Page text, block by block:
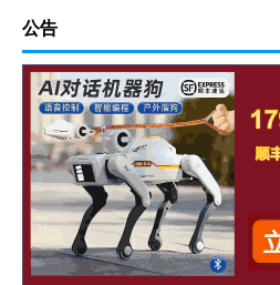
公告